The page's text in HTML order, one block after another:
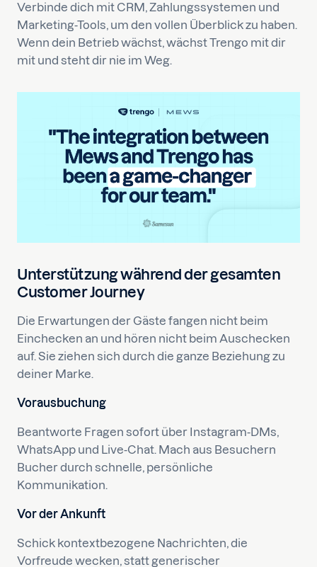
Verbinde dich mit CRM, Zahlungssystemen und
Marketing-Tools, um den vollen Überblick zu haben.
Wenn dein Betrieb wächst, wächst Trengo mit dir
mit und steht dir nie im Weg.
Unterstützung während der gesamten
Customer Journey
Die Erwartungen der Gäste fangen nicht beim
Einchecken an und hören nicht beim Auschecken
auf. Sie ziehen sich durch die ganze Beziehung zu
deiner Marke.
Vorausbuchung
Beantworte Fragen sofort über Instagram-DMs,
WhatsApp und Live-Chat. Mach aus Besuchern
Bucher durch schnelle, persönliche
Kommunikation.
Vor der Ankunft
Schick kontextbezogene Nachrichten, die
Vorfreude wecken, statt generischer